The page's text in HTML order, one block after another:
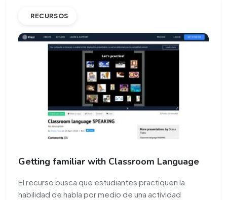
RECURSOS
Getting familiar with Classroom Language
El recurso busca que estudiantes practiquen la
habilidad de habla por medio de una actividad